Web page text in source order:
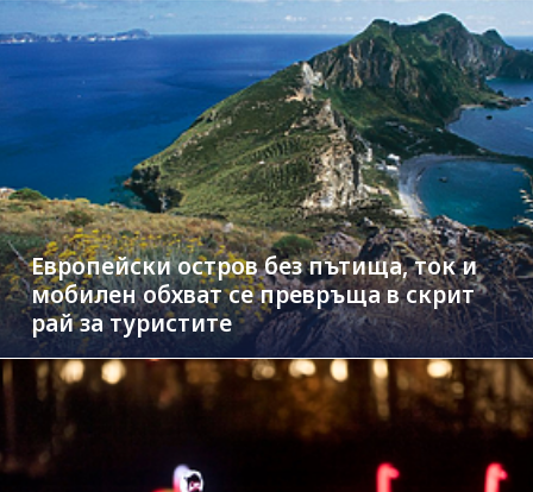
Европейски остров без пътища, ток и
мобилен обхват се превръща в скрит
рай за туристите